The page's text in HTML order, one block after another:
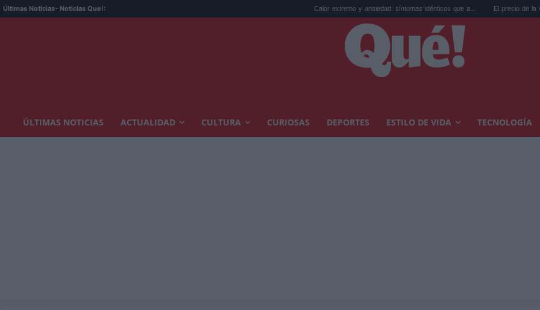
Últimas Noticias- Noticias Que!: Calor extremo y ansiedad: síntomas idénticos que a... El precio de la vivienda en
ÚLTIMAS NOTICIAS ACTUALIDAD CULTURA CURIOSAS DEPORTES ESTILO DE VIDA TECNOLOGÍA